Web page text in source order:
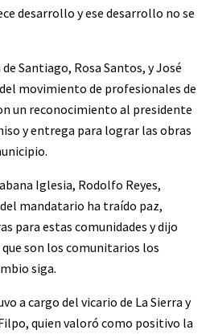
desarrollo y ese desarrollo no se
Santiago, Rosa Santos, y José
movimiento de profesionales de
un reconocimiento al presidente
y entrega para lograr las obras
Iglesia, Rodolfo Reyes,
mandatario ha traído paz,
para estas comunidades y dijo
son los comunitarios los
siga.
a cargo del vicario de La Sierra y
quien valoró como positivo la